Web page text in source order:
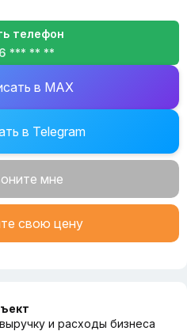
телефон
*** ** **
в MAX
в Telegram
мне
свою цену
и расходы бизнеса